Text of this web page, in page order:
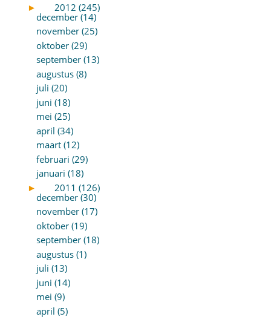
►
2012 (245)
december (14)
november (25)
oktober (29)
september (13)
augustus (8)
juli (20)
juni (18)
mei (25)
april (34)
maart (12)
februari (29)
januari (18)
►
2011 (126)
december (30)
november (17)
oktober (19)
september (18)
augustus (1)
juli (13)
juni (14)
mei (9)
april (5)